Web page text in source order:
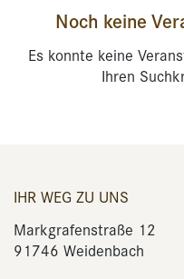
Noch keine
Es konnte keine
Ihren
IHR WEG ZU UNS
Markgrafenstraße 12
91746 Weidenbach